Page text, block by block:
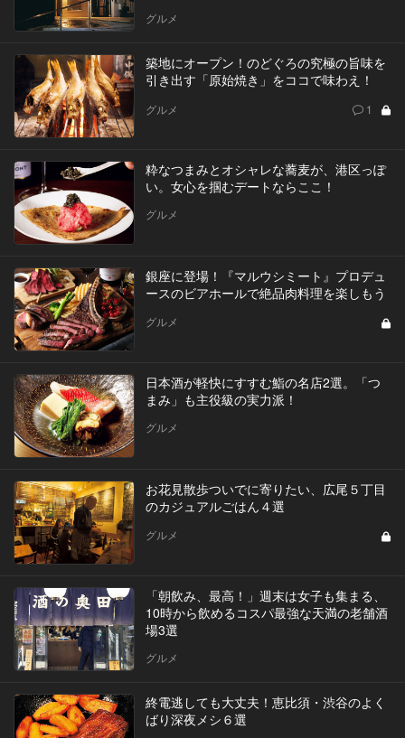
グルメ
築地にオープン！のどぐろの究極の旨味を
引き出す「原始焼き」をココで味わえ！
グルメ 1
粋なつまみとオシャレな蕎麦が、港区っぽ
い。女心を掴むデートならここ！
グルメ
銀座に登場！『マルウシミート』プロデュ
ースのビアホールで絶品肉料理を楽しもう
グルメ
日本酒が軽快にすすむ鮨の名店2選。「つ
まみ」も主役級の実力派！
グルメ
お花見散歩ついでに寄りたい、広尾５丁目
のカジュアルごはん４選
グルメ
「朝飲み、最高！」週末は女子も集まる、
10時から飲めるコスパ最強な天満の老舗酒
場3選
グルメ
終電逃しても大丈夫！恵比須・渋谷のよく
ばり深夜メシ６選